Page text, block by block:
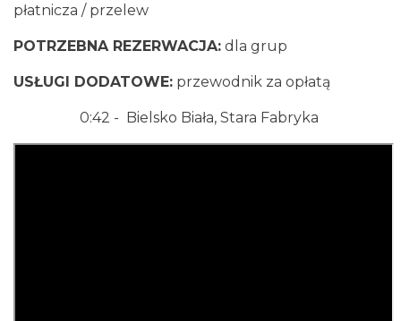
płatnicza / przelew
POTRZEBNA REZERWACJA: dla grup
USŁUGI DODATOWE: przewodnik za opłatą
0:42 - Bielsko Biała, Stara Fabryka